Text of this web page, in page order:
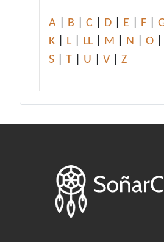
A B C D E F
K
L LL M N O
S
T U V Z